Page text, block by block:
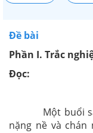
Đề bài
Phần I. Trắc
Đọc:
Một buổi
nặng nề và chán